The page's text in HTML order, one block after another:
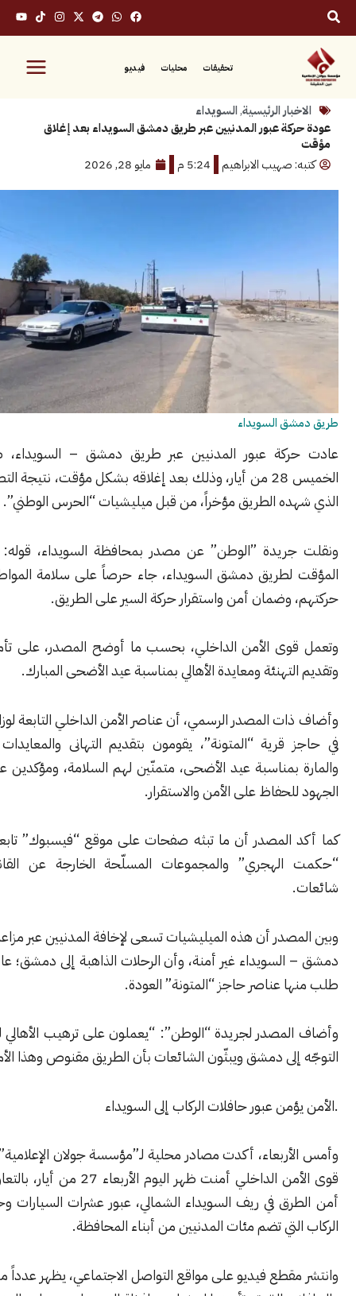
محليات فيديو
الرئيسية,السويداء
عبور المدنيين عبر طريق دمشق السويداء بعد إغلاق
صهيب الابراهيم 5:24 م مايو 28, 2026
السويداء
عبور المدنيين عبر طريق دمشق – السويداء، صباح اليوم
الخميس 28 من أيار، وذلك بعد إغلاقه بشكل مؤقت، نتيجة التصعيد الأمني
الطريق مؤخراً، من قبل ميليشيات “الحرس الوطني”.
”الوطن” عن مصدر بمحافظة السويداء، قوله: إن الإغلاق
دمشق السويداء، جاء حرصاً على سلامة المواطنين وحرية
وضمان أمن واستقرار حركة السير على الطريق.
الأمن الداخلي، بحسب ما أوضح المصدر، على تأمين الطريق
ومعايدة الأهالي بمناسبة عيد الأضحى المبارك.
المصدر الرسمي، أن عناصر الأمن الداخلي التابعة لوزارة الداخلية
“المتونة”، يقومون بتقديم التهانى والمعايدات للمواطنين
بمناسبة عيد الأضحى، متمنّين لهم السلامة، ومؤكدين على استمرار
على الأمن والاستقرار.
المصدر أن ما تبثه صفحات على موقع “فيسبوك” تابعة لميليشيا
والمجموعات المسلّحة الخارجة عن القانون، مجرد
أن هذه الميليشيات تسعى لإخافة المدنيين عبر مزاعم أن طريق
غير أمنة، وأن الرحلات الذاهبة إلى دمشق؛ عادت بعد أن
عناصر حاجز “المتونة” العودة.
لجريدة “الوطن”: “يعملون على ترهيب الأهالي لمنعهم من
دمشق ويبثّون الشائعات بأن الطريق مقنوص وهذا الأمر منفي”.
عبور حافلات الركاب إلى السويداء
أكدت مصادر محلية لـ”مؤسسة جولان الإعلامية”، أن عناصر
قوى الأمن الداخلي أمنت ظهر اليوم الأربعاء 27 من أيار، بالتعاون مع فرع
في ريف السويداء الشمالي، عبور عشرات السيارات وحافلات نقل
تضم مئات المدنيين من أبناء المحافظة.
فيديو على مواقع التواصل الاجتماعي، يظهر عدداً من السيارات